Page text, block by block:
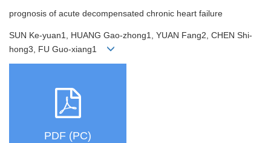
prognosis of acute decompensated chronic heart failure
SUN Ke-yuan1, HUANG Gao-zhong1, YUAN Fang2, CHEN Shi-
hong3, FU Guo-xiang1
PDF (PC)